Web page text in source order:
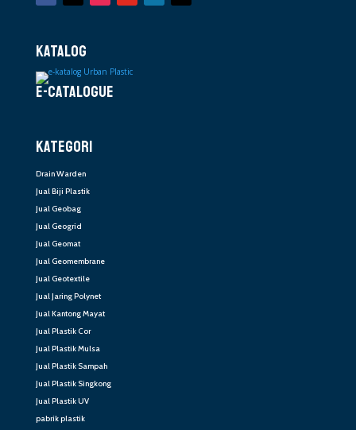
KATALOG
E-CATALOGUE
KATEGORI
Drain Warden
Jual Biji Plastik
Jual Geobag
Jual Geogrid
Jual Geomat
Jual Geomembrane
Jual Geotextile
Jual Jaring Polynet
Jual Kantong Mayat
Jual Plastik Cor
Jual Plastik Mulsa
Jual Plastik Sampah
Jual Plastik Singkong
Jual Plastik UV
pabrik plastik